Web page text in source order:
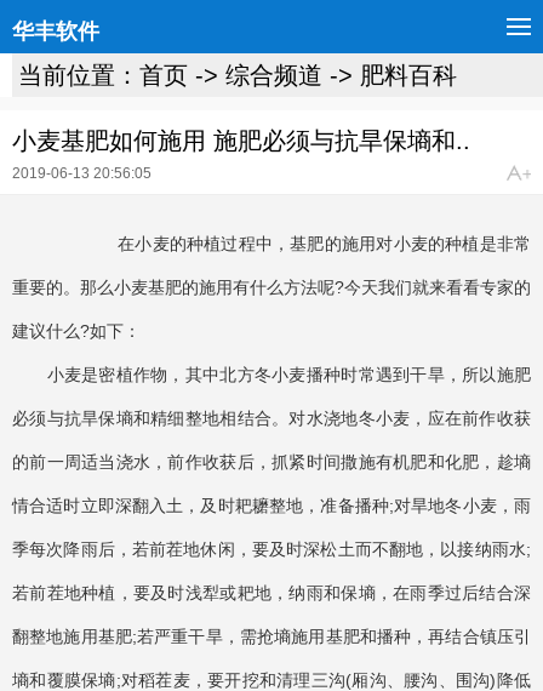
华丰软件
当前位置： 首页 -> 综合频道 -> 肥料百科
小麦基肥如何施用 施肥必须与抗旱保墒和..
2019-06-13 20:56:05
在小麦的种植过程中，基肥的施用对小麦的种植是非常
重要的。那么小麦基肥的施用有什么方法呢?今天我们就来看看专家的
建议什么?如下：
小麦是密植作物，其中北方冬小麦播种时常遇到干旱，所以施肥
必须与抗旱保墒和精细整地相结合。对水浇地冬小麦，应在前作收获
的前一周适当浇水，前作收获后，抓紧时间撒施有机肥和化肥，趁墒
情合适时立即深翻入土，及时耙耱整地，准备播种;对旱地冬小麦，雨
季每次降雨后，若前茬地休闲，要及时深松土而不翻地，以接纳雨水;
若前茬地种植，要及时浅犁或耙地，纳雨和保墒，在雨季过后结合深
翻整地施用基肥;若严重干旱，需抢墒施用基肥和播种，再结合镇压引
墒和覆膜保墒;对稻茬麦，要开挖和清理三沟(厢沟、腰沟、围沟)降低